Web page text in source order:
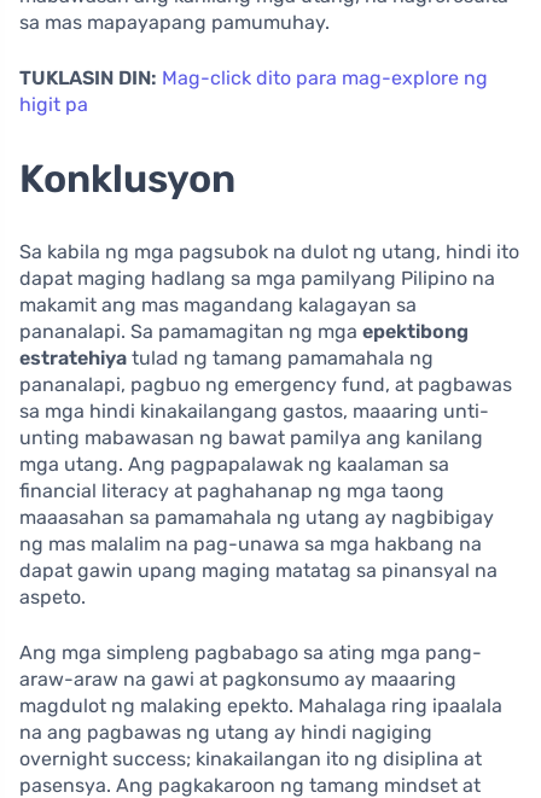
sa mas mapayapang pamumuhay.
TUKLASIN DIN: Mag-click dito para mag-explore ng
higit pa
Konklusyon
Sa kabila ng mga pagsubok na dulot ng utang, hindi ito
dapat maging hadlang sa mga pamilyang Pilipino na
makamit ang mas magandang kalagayan sa
pananalapi. Sa pamamagitan ng mga epektibong
estratehiya tulad ng tamang pamamahala ng
pananalapi, pagbuo ng emergency fund, at pagbawas
sa mga hindi kinakailangang gastos, maaaring unti-
unting mabawasan ng bawat pamilya ang kanilang
mga utang. Ang pagpapalawak ng kaalaman sa
financial literacy at paghahanap ng mga taong
maaasahan sa pamamahala ng utang ay nagbibigay
ng mas malalim na pag-unawa sa mga hakbang na
dapat gawin upang maging matatag sa pinansyal na
aspeto.
Ang mga simpleng pagbabago sa ating mga pang-
araw-araw na gawi at pagkonsumo ay maaaring
magdulot ng malaking epekto. Mahalaga ring ipaalala
na ang pagbawas ng utang ay hindi nagiging
overnight success; kinakailangan ito ng disiplina at
pasensya. Ang pagkakaroon ng tamang mindset at